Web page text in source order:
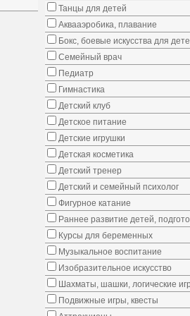
Танцы для детей
Аквааэробика, плавание
Бокс, боевые искусства для
Семейный врач
Педиатр
Гимнастика
Детский клуб
Детское питание
Детские игрушки
Детская косметика
Детский тренер
Детский и семейный психолог
Фигурное катание
Раннее развитие детей,
Курсы для беременных
Музыкальное воспитание
Изобразительное искусство
Шахматы, шашки, логические
Подвижные игры, квесты